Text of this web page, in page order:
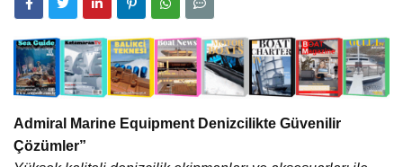
Admiral Marine Equipment Denizcilikte Güvenilir
Çözümler”